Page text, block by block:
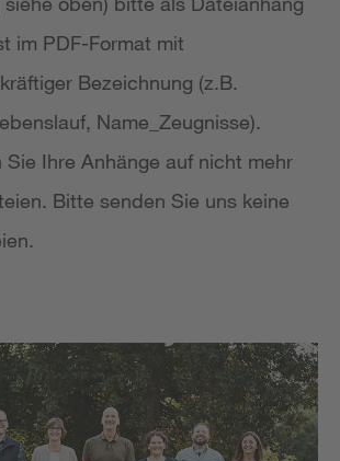
im PDF-Format mit
Bezeichnung (z.B.
Name_Zeugnisse).
Sie Ihre Anhänge auf nicht mehr
Bitte senden Sie uns keine